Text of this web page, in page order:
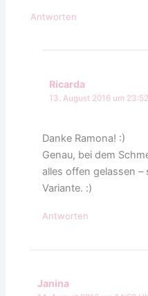
Antworten
Ricarda
13. August 2016 um
Danke Ramona! :)
Genau, bei dem
alles offen gelassen –
Variante. :)
Antworten
Janina